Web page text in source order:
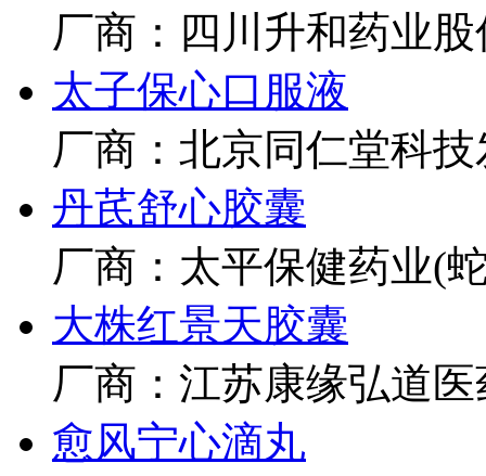
厂商：四川升和药业
太子保心口服液
厂商：北京同仁堂科
丹芪舒心胶囊
厂商：太平保健药业(
大株红景天胶囊
厂商：江苏康缘弘道
愈风宁心滴丸